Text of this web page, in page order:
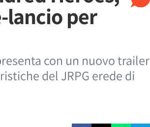
per
con un nuovo trailer
del JRPG erede di